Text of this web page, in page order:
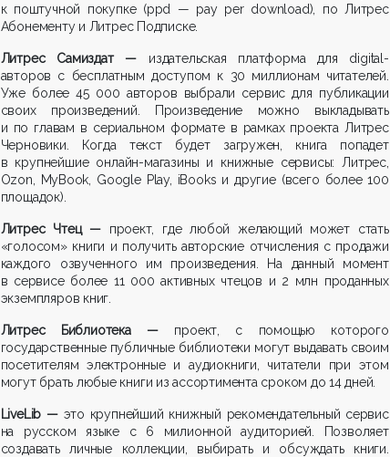
к поштучной покупке (ppd — pay per download), по Литрес
Абонементу и Литрес Подписке.
Литрес Самиздат — издательская платформа для digital-
авторов с бесплатным доступом к 30 миллионам читателей.
Уже более 45 000 авторов выбрали сервис для публикации
своих произведений. Произведение можно выкладывать
и по главам в сериальном формате в рамках проекта Литрес
Черновики. Когда текст будет загружен, книга попадет
в крупнейшие онлайн-магазины и книжные сервисы: Литрес,
Ozon, MyBook, Google Play, iBooks и другие (всего более 100
площадок).
Литрес Чтец — проект, где любой желающий может стать
«голосом» книги и получить авторские отчисления с продажи
каждого озвученного им произведения. На данный момент
в сервисе более 11 000 активных чтецов и 2 млн проданных
экземпляров книг.
Литрес Библиотека — проект, с помощью которого
государственные публичные библиотеки могут выдавать своим
посетителям электронные и аудиокниги, читатели при этом
могут брать любые книги из ассортимента сроком до 14 дней.
LiveLib — это крупнейший книжный рекомендательный сервис
на русском языке с 6 милионной аудиторией. Позволяет
создавать личные коллекции, выбирать и обсуждать книги.